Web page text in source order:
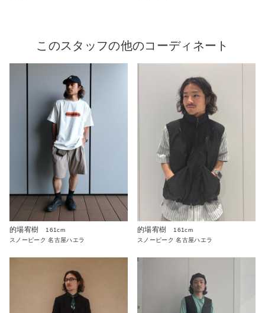
このスタッフの他のコーディネート
的場宥樹
161cm
スノーピーク 名古屋ハエラ
的場宥樹
161cm
スノーピーク 名古屋ハエラ